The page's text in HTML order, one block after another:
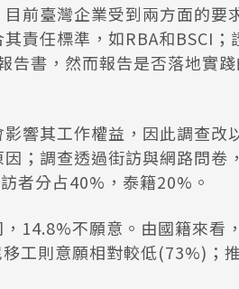
前臺灣企業受到兩方面的要
責任標準，如RBA和BSCI
告書，然而報告是否落地實
響其工作權益，因此調查改
；調查透過街訪與網路問卷
者分占40%，泰籍20%。
14.8%不願意。由國籍來看
工則意願相對較低(73%)；